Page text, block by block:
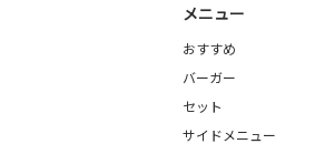
メニュー
おすすめ
バーガー
セット
サイドメニュー